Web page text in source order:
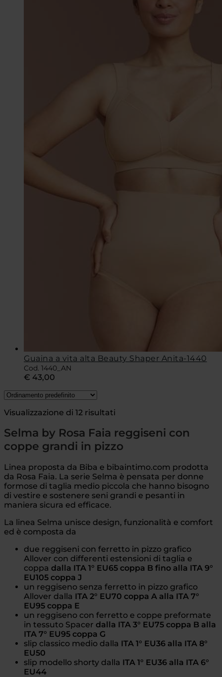
Guaina a vita alta Beauty Shaper Anita-1440
Cod. 1440_AN
€ 43,00
Visualizzazione di 12 risultati
Selma by Rosa Faia reggiseni con
coppe grandi in pizzo
Linea proposta da Biba e bibaintimo.com prodotta
da Rosa Faia. La serie Selma è pensata per donne
formose di taglia medio piccola che hanno bisogno
di vestire e sostenere seni grandi e pesanti in
maniera sicura ed efficace.
La linea Selma unisce design, funzionalità e comfort
ed è composta da
due reggiseni con ferretto in pizzo grafico
Allover con differenti estensioni di taglia e
coppa dalla ITA 1° EU65 coppa B fino alla ITA 9°
EU105 coppa J
un reggiseno senza ferretto in pizzo grafico
Allover dalla ITA 2° EU70 coppa A alla ITA 7°
EU95 coppa E
un reggiseno con ferretto e coppe preformate
in tessuto Spacer dalla ITA 3° EU75 coppa B alla
ITA 7° EU95 coppa G
slip classico medio dalla ITA 1° EU36 alla ITA 8°
EU50
slip modello shorty dalla ITA 1° EU36 alla ITA 6°
EU44